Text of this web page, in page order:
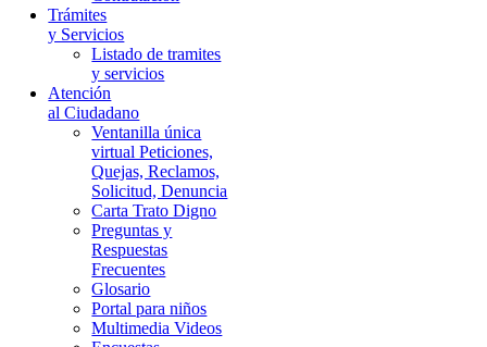
Trámites
y Servicios
Listado de tramites
y servicios
Atención
al Ciudadano
Ventanilla única
virtual Peticiones,
Quejas, Reclamos,
Solicitud, Denuncia
Carta Trato Digno
Preguntas y
Respuestas
Frecuentes
Glosario
Portal para niños
Multimedia Videos